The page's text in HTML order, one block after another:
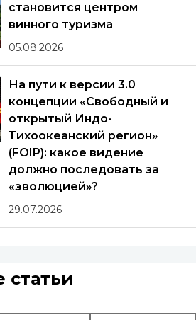
становится центром
винного туризма
05.08.2026
На пути к версии 3.0
концепции «Свободный и
открытый Индо-
Тихоокеанский регион»
(FOIP): какое видение
должно последовать за
«эволюцией»?
29.07.2026